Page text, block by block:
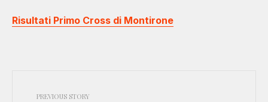
Risultati Primo Cross di Montirone
PREVIOUS STORY